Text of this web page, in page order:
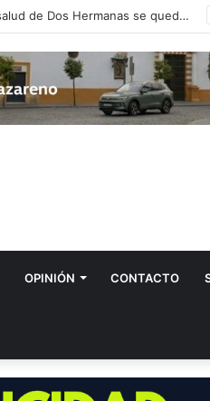
Adelante Andalucía denuncia que varios centros de salud de Dos Hermanas se quedan sin pediatra en pleno mes de agosto
OPINIÓN CONTACTO